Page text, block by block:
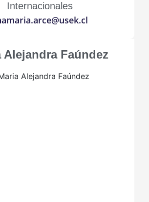
Internacionales
Alejandra Faúndez